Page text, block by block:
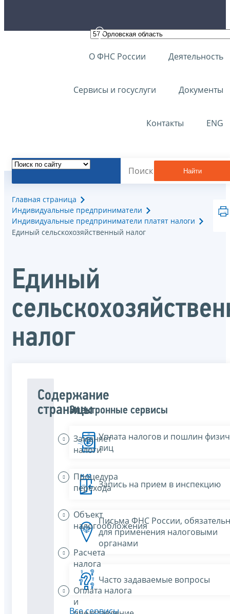
О ФНС России Деятельность
Сервисы и госуслуги Документы
Контакты ENG
Найти
Главная страница
Индивидуальные предприниматели
Индивидуальные предприниматели платят налоги
Единый сельскохозяйственный налог
Единый
налог
Содержание
страницы
Заменяет
налоги
Процедура
перехода
Объект
налогообложения
Расчета
налога
Оплата налога
и
Электронные сервисы
Уплата налогов и пошлин
лиц
Запись на прием в инспекцию
Письма ФНС России,
для применения налоговыми
органами
Часто задаваемые вопросы
Все сервисы